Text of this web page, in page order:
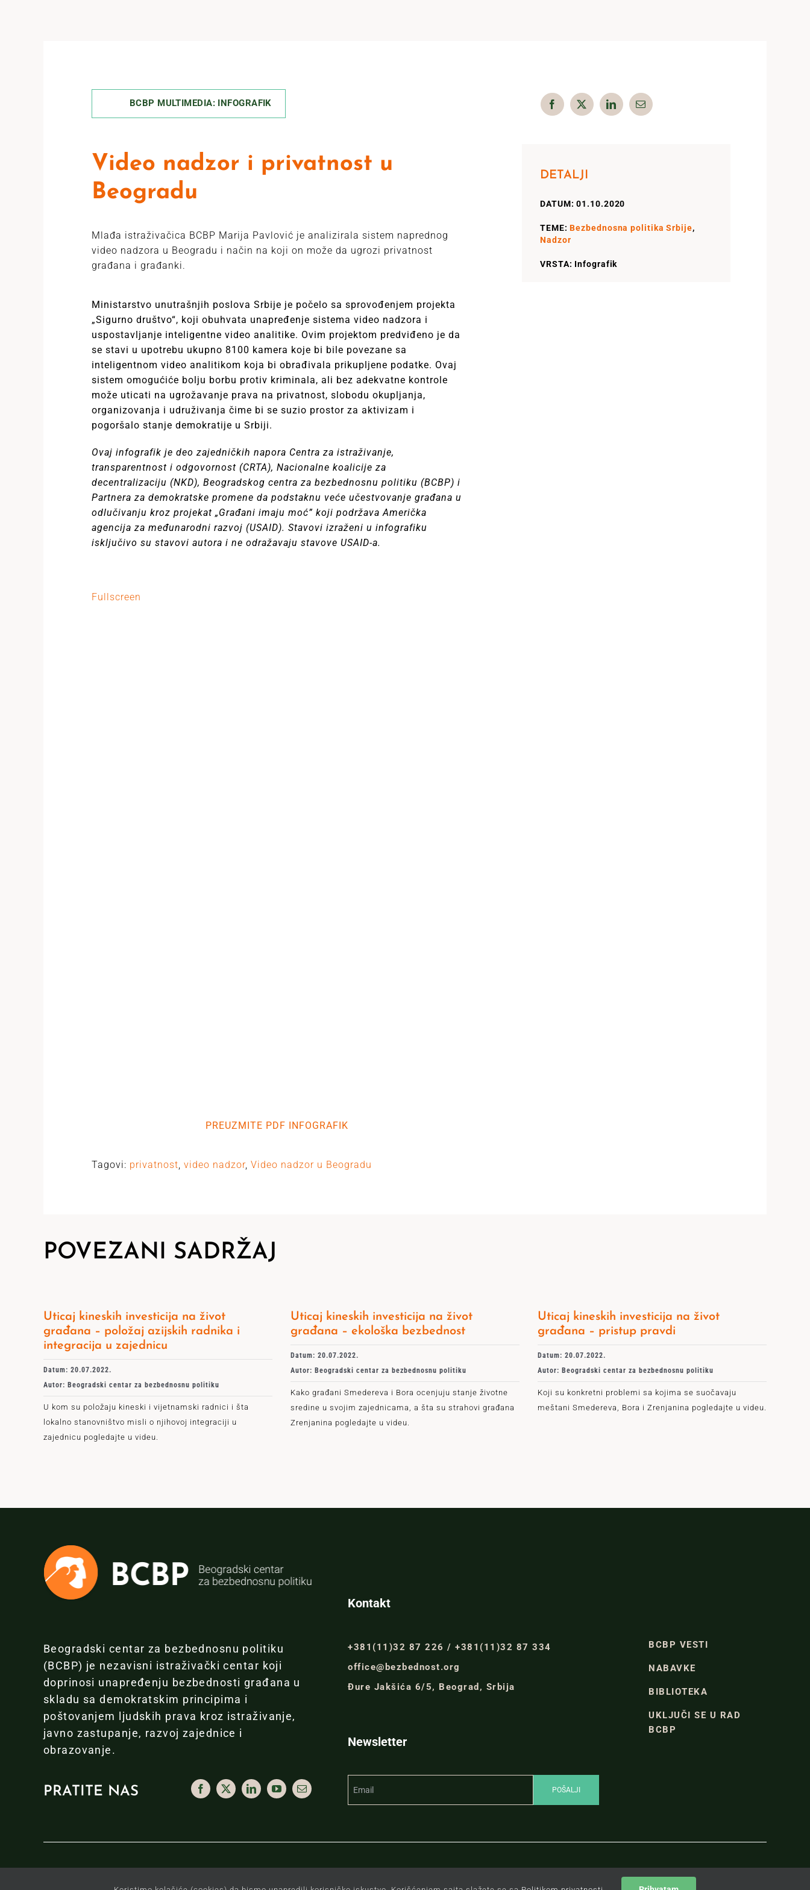
BCBP MULTIMEDIA: INFOGRAFIK
Video nadzor i privatnost u
Beogradu
Mlađa istraživačica BCBP Marija Pavlović je analizirala sistem naprednog
video nadzora u Beogradu i način na koji on može da ugrozi privatnost
građana i građanki.
Ministarstvo unutrašnjih poslova Srbije je počelo sa sprovođenjem projekta
„Sigurno društvo“, koji obuhvata unapređenje sistema video nadzora i
uspostavljanje inteligentne video analitike. Ovim projektom predviđeno je da
se stavi u upotrebu ukupno 8100 kamera koje bi bile povezane sa
inteligentnom video analitikom koja bi obrađivala prikupljene podatke. Ovaj
sistem omogućiće bolju borbu protiv kriminala, ali bez adekvatne kontrole
može uticati na ugrožavanje prava na privatnost, slobodu okupljanja,
organizovanja i udruživanja čime bi se suzio prostor za aktivizam i
pogoršalo stanje demokratije u Srbiji.
Ovaj infografik je deo zajedničkih napora Centra za istraživanje,
transparentnost i odgovornost (CRTA), Nacionalne koalicije za
decentralizaciju (NKD), Beogradskog centra za bezbednosnu politiku (BCBP) i
Partnera za demokratske promene da podstaknu veće učestvovanje građana u
odlučivanju kroz projekat „Građani imaju moć” koji podržava Američka
agencija za međunarodni razvoj (USAID). Stavovi izraženi u infografiku
isključivo su stavovi autora i ne odražavaju stavove USAID-a.
Fullscreen
PREUZMITE PDF INFOGRAFIK
Tagovi: privatnost video nadzor, Video nadzor u Beogradu
DETALJI
DATUM: 01.10.2020
TEME:Bezbednosna politika Srbije,
Nadzor
VRSTA: Infografik
POVEZANI SADRŽAJ
Uticaj kineskih investicija na život
građana – položaj azijskih radnika i
integracija u zajednicu
Datum: 20.07.2022.
Autor: Beogradski centar za bezbednosnu politiku
U kom su položaju kineski i vijetnamski radnici i šta
lokalno stanovništvo misli o njihovoj integraciji u
zajednicu pogledajte u videu.
Uticaj kineskih investicija na život
građana – ekološka bezbednost
Datum: 20.07.2022.
Autor: Beogradski centar za bezbednosnu politiku
Kako građani Smedereva i Bora ocenjuju stanje životne
sredine u svojim zajednicama, a šta su strahovi građana
Zrenjanina pogledajte u videu.
Uticaj kineskih investicija na život
građana – pristup pravdi
Datum: 20.07.2022.
Autor: Beogradski centar za bezbednosnu politiku
Koji su konkretni problemi sa kojima se suočavaju
meštani Smedereva, Bora i Zrenjanina pogledajte u videu.
Beogradski centar za bezbednosnu politiku
(BCBP) je nezavisni istraživački centar koji
doprinosi unapređenju bezbednosti građana u
skladu sa demokratskim principima i
poštovanjem ljudskih prava kroz istraživanje,
javno zastupanje, razvoj zajednice i
obrazovanje.
PRATITE NAS
Kontakt
+381(11)32 87 226 / +381(11)32 87 334
office@bezbednost.org
Đure Jakšića 6/5, Beograd, Srbija
Newsletter
BCBP VESTI
NABAVKE
BIBLIOTEKA
UKLJUČI SE U RAD
BCBP